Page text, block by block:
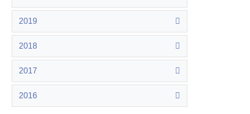
2019
2018
2017
2016